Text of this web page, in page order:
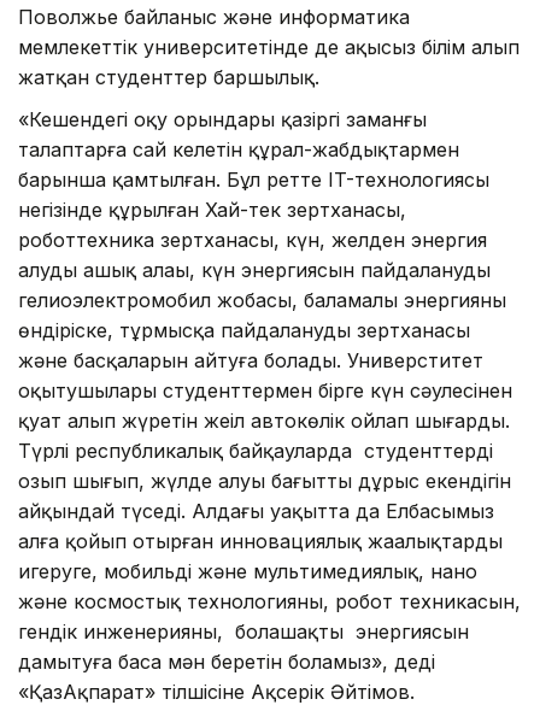
Поволжье байланыс және информатика
мемлекеттік университетінде де ақысыз білім алып
жатқан студенттер баршылық.
«Кешендегі оқу орындары қазіргі заманғы
талаптарға сай келетін құрал-жабдықтармен
барынша қамтылған. Бұл ретте IT-технологиясы
негізінде құрылған Хай-тек зертханасы,
роботтехника зертханасы, күн, желден энергия
алудың ашық алаңы, күн энергиясын пайдаланудың
гелиоэлектромобил жобасы, баламалы энергияны
өндіріске, тұрмысқа пайдаланудың зертханасы
және басқаларын айтуға болады. Универститет
оқытушылары студенттермен бірге күн сәулесінен
қуат алып жүретін жеңіл автокөлік ойлап шығарды.
Түрлі республикалық байқауларда студенттердің
озып шығып, жүлде алуы бағыттың дұрыс екендігін
айқындай түседі. Алдағы уақытта да Елбасымыз
алға қойып отырған инновациялық жаңалықтарды
игеруге, мобильді және мультимедиялық, нано
және космостық технологияны, робот техникасын,
гендік инженерияны, болашақтың энергиясын
дамытуға баса мән беретін боламыз», деді
«ҚазАқпарат» тілшісіне Ақсерік Әйтімов.